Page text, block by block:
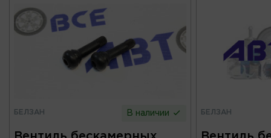
БЕЛЗАН В наличии БЕЛЗАН